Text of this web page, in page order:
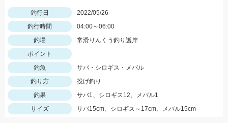
釣行日
2022/05/26
釣行時間
04:00～06:00
釣場
常滑りんくう釣り護岸
ポイント
釣魚
サバ・シロギス・メバル
釣り方
投げ釣り
釣果
サバ1、シロギス12、メバル1
サイズ
サバ15cm、シロギス～17cm、メバル15cm